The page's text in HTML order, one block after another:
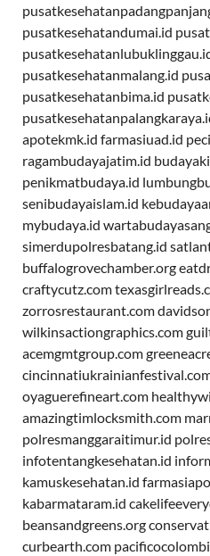
pusatkesehatandumai.id
pusatkesehatanmalang.id
pusatkesehatanbima.id
apotekmk.id farmasiuad.id
ragambudayajatim.id
penikmatbudaya.id
senibudayaislam.id
mybudaya.id
simerdupolresbatang.id
buffalogrovechamber.org
craftycutz.com
zorrosrestaurant.com
wilkinsactiongraphics.com
acemgmtgroup.com
oyaguerefineart.com
amazingtimlocksmith.com
polresmanggaraitimur.id
infotentangkesehatan.id
kamuskesehatan.id
kabarmataram.id
beansandgreens.org
curbearth.com